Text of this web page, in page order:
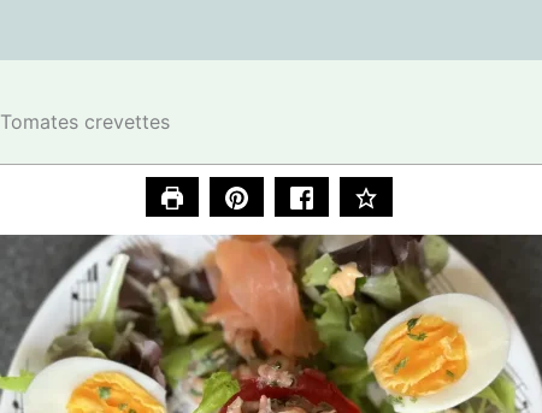
Tomates crevettes